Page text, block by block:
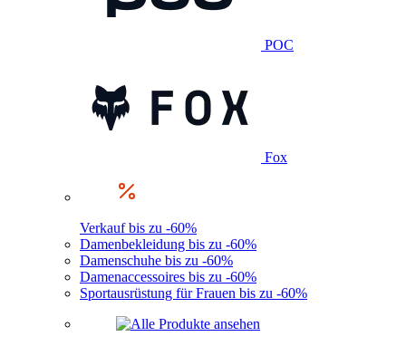
POC
Fox
Verkauf bis zu -60%
Damenbekleidung bis zu -60%
Damenschuhe bis zu -60%
Damenaccessoires bis zu -60%
Sportausrüstung für Frauen bis zu -60%